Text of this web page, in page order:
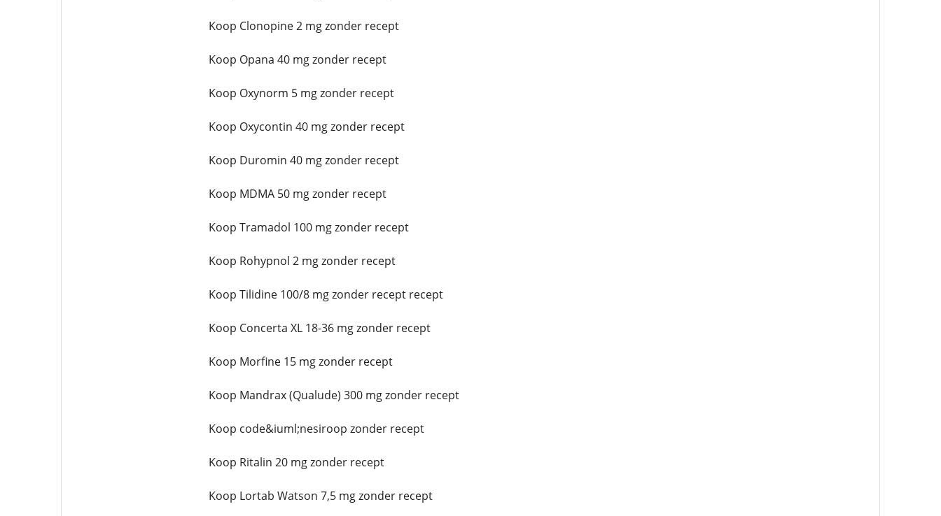
Koop Clonopine 2 mg zonder recept
Koop Opana 40 mg zonder recept
Koop Oxynorm 5 mg zonder recept
Koop Oxycontin 40 mg zonder recept
Koop Duromin 40 mg zonder recept
Koop MDMA 50 mg zonder recept
Koop Tramadol 100 mg zonder recept
Koop Rohypnol 2 mg zonder recept
Koop Tilidine 100/8 mg zonder recept recept
Koop Concerta XL 18-36 mg zonder recept
Koop Morfine 15 mg zonder recept
Koop Mandrax (Qualude) 300 mg zonder recept
Koop code&iuml;nesiroop zonder recept
Koop Ritalin 20 mg zonder recept
Koop Lortab Watson 7,5 mg zonder recept